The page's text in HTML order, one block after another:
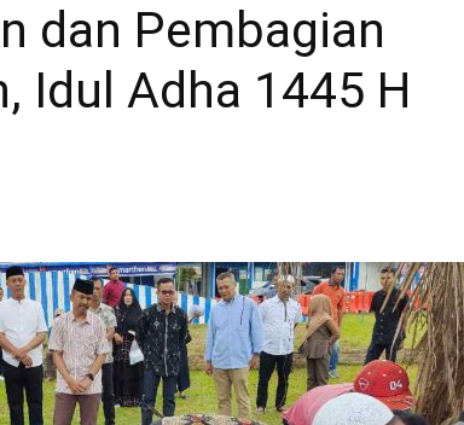
dan Pembagian
Idul Adha 1445 H